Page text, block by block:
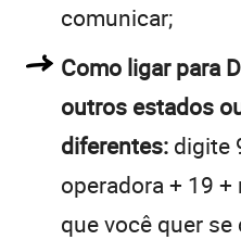
comunicar;
Como ligar para
outros estados
diferentes: digite
operadora + 19
que você quer se